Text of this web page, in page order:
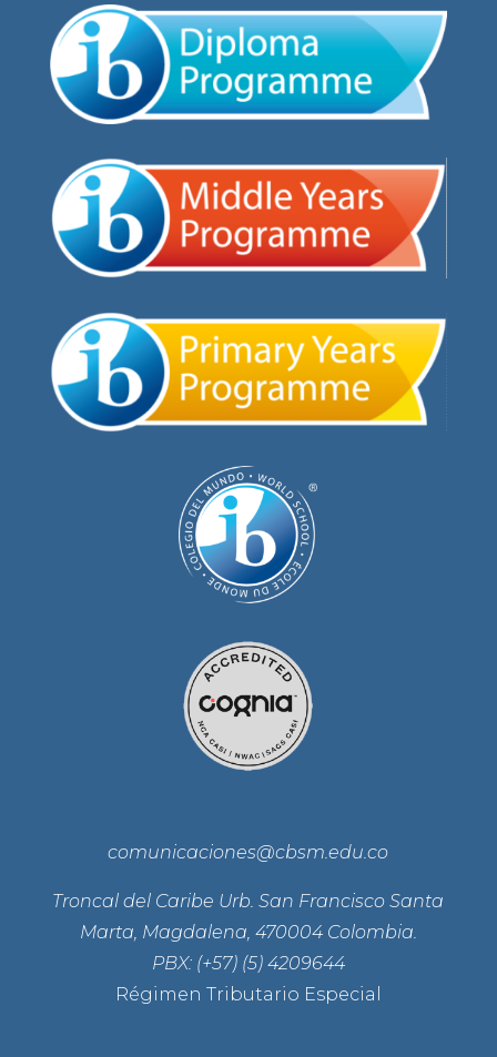
comunicaciones@cbsm.edu.co
Troncal del Caribe Urb. San Francisco Santa
Marta, Magdalena, 470004 Colombia.
PBX: (+57) (5) 4209644
Régimen Tributario Especial